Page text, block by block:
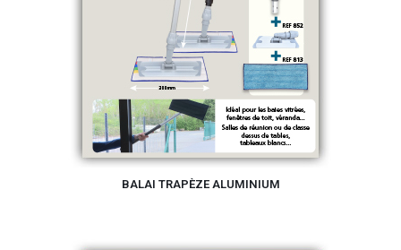
BALAI TRAPÈZE ALUMINIUM